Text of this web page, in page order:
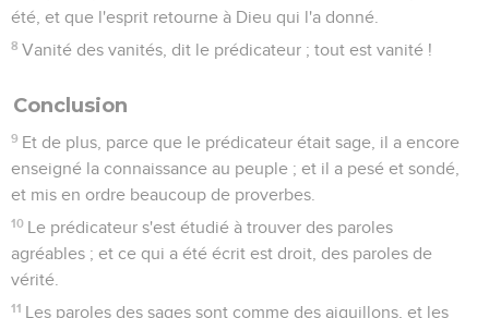
été, et que l'esprit retourne à Dieu qui l'a donné.
8 Vanité des vanités, dit le prédicateur ; tout est vanité !
Conclusion
9 Et de plus, parce que le prédicateur était sage, il a encore
enseigné la connaissance au peuple ; et il a pesé et sondé,
et mis en ordre beaucoup de proverbes.
10 Le prédicateur s'est étudié à trouver des paroles
agréables ; et ce qui a été écrit est droit, des paroles de
vérité.
11 Les paroles des sages sont comme des aiguillons, et les